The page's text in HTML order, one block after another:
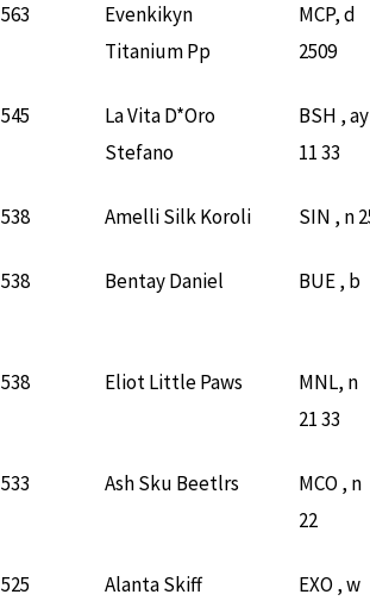
563
Evenkikyn
Titanium Pp
MCP, d
2509
545
La Vita D*Oro
Stefano
BSH , ay
11 33
538 Amelli Silk Koroli SIN , n
538 Bentay Daniel BUE , b
538 Eliot Little Paws
MNL, n
21 33
533 Ash Sku Beetlrs
MCO , n
22
525
Alanta Skiff
EXO , w